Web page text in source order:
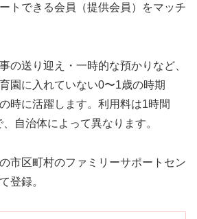
トできる会員（提供会員）をマッチ
の送り迎え・一時的な預かりなど、
園に入れていない0〜1歳の時期
時に活躍します。利用料は1時間
自治体によって異なります。
市区町村のファミリーサポートセン
登録。